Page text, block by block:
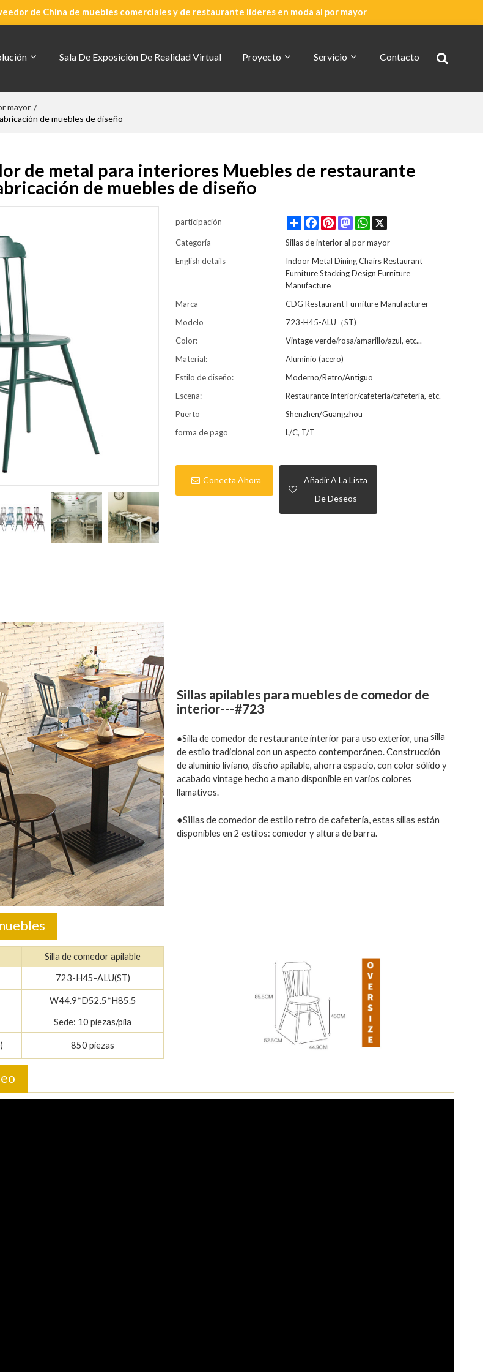
de China de muebles comerciales y de restaurante líderes en moda al por mayor
Sala De Exposición De Realidad Virtual Proyecto Servicio Contacto
mayor /
de muebles de diseño
de metal para interiores Muebles de restaurante
de muebles de diseño
participación ShareFacebookPinterestMastodonWhatsApp
X
Categoría
Sillas de interior al por mayor
English details
Indoor Metal Dining Chairs Restaurant
Furniture Stacking Design Furniture
Manufacture
Marca
CDG Restaurant Furniture Manufacturer
Modelo
723-H45-ALU（ST)
Color:
Vintage verde/rosa/amarillo/azul, etc...
Material:
Aluminio (acero)
Estilo de diseño:
Moderno/Retro/Antiguo
Escena:
Restaurante interior/cafetería/cafetería, etc.
Puerto
Shenzhen/Guangzhou
forma de pago
L/C, T/T
Conecta Ahora
Añadir A La Lista
De Deseos
Sillas apilables para muebles de comedor de
interior---#723
●Silla de comedor de restaurante interior para uso exterior, una silla
de estilo tradicional con un aspecto contemporáneo. Construcción
de aluminio liviano, diseño apilable, ahorra espacio, con color sólido y
acabado vintage hecho a mano disponible en varios colores
llamativos.
●Sillas de comedor de estilo retro de cafetería,estas sillas están
disponibles en 2 estilos: comedor y altura de barra.
Silla de comedor apilable
723-H45-ALU(ST)
W44.9*D52.5*H85.5
Sede: 10 piezas/pila
850 piezas